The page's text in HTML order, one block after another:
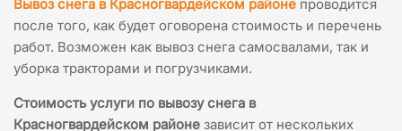
Вывоз снега в Красногвардейском районе проводится
после того, как будет оговорена стоимость и перечень
работ. Возможен как вывоз снега самосвалами, так и
уборка тракторами и погрузчиками.
Стоимость услуги по вывозу снега в
Красногвардейском районе зависит от нескольких